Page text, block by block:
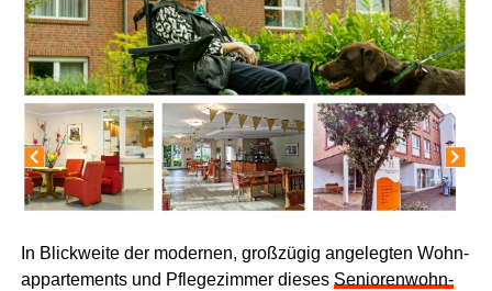
In Blick­wei­te der moder­nen, groß­zü­gig ange­leg­ten Wohn­
ap­par­te­ments und Pfle­ge­zim­mer die­ses Senio­ren­wohn­